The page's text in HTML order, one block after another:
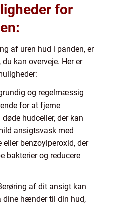
for
af uren hud i panden, er
kan overveje. Her er
og regelmæssig
for at fjerne
hudceller, der kan
ansigtsvask med
benzoylperoxid, der
bakterier og reducere
af dit ansigt kan
dine hænder til din hud,